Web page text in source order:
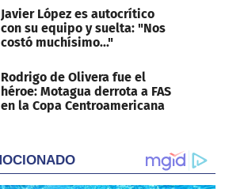
Javier López es autocrítico
con su equipo y suelta: "Nos
costó muchísimo..."
Rodrigo de Olivera fue el
héroe: Motagua derrota a FAS
en la Copa Centroamericana